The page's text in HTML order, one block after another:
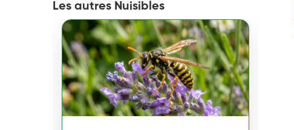
Les autres Nuisibles